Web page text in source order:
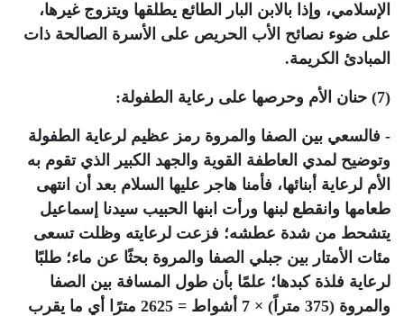
الإسلامي، وإذا بالابن البار الطائع يطلقها ويتزوج غيرها،
على ضوء نصائح الأب الحريص على الأسرة الصالحة ذات
المبادئ الكريمة.
(7) حنان الأم وحرصها على رعاية الطفولة:
- فالسعي بين الصفا والمروة رمز عظيم لرعاية الطفولة
وتوضيح لمدي العاطفة القوية والجهد الكبير الذي تقوم به
الأم لرعاية أبنائها، فأمنا هاجر عليها السلام بعد أن انتهى
طعامها وانقطع لبنها ورأت ابنها الحبيب سيدنا إسماعيل
يتشحط من شدة عطشه؛ فزعت لرعايته وظلت تسعى
مئات الأمتار بين جبلي الصفا والمروة بحثًا عن ماء؛ طلبًا
لرعاية فلذة كبدها؛ علمًا بأن طول المسافة بين الصفا
والمروة (375 متراً) × 7 أشواط = 2625 مترًا أي ما يقرب